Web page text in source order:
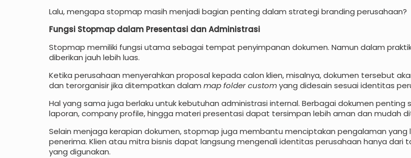
Lalu, mengapa stopmap masih menjadi bagian penting dalam strategi branding perusahaan?
Fungsi Stopmap dalam Presentasi dan Administrasi
Stopmap memiliki fungsi utama sebagai tempat penyimpanan dokumen. Namun dalam
diberikan jauh lebih luas.
Ketika perusahaan menyerahkan proposal kepada calon klien, misalnya, dokumen tersebut
dan terorganisir jika ditempatkan dalam map folder customyang didesain sesuai identitas
Hal yang sama juga berlaku untuk kebutuhan administrasi internal. Berbagai dokumen penting
laporan, company profile, hingga materi presentasi dapat tersimpan lebih aman dan mudah
Selain menjaga kerapian dokumen, stopmap juga membantu menciptakan pengalaman yang
penerima. Klien atau mitra bisnis dapat langsung mengenali identitas perusahaan hanya dari
yang digunakan.